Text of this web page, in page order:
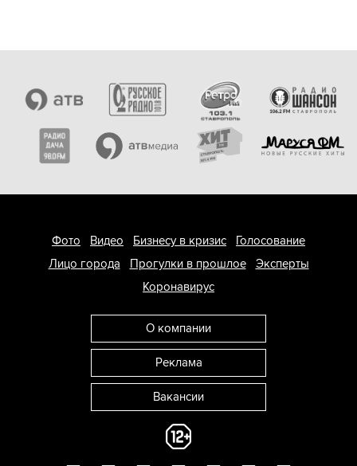
Фото Видео Бизнесу в кризис
Голосование
Лицо города
Прогулки в прошлое
Эксперты
Коронавирус
О компании
Реклама
Вакансии